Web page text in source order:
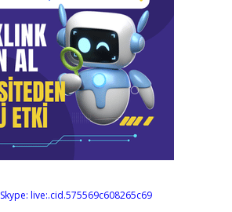
Skype: live:.cid.575569c608265c69